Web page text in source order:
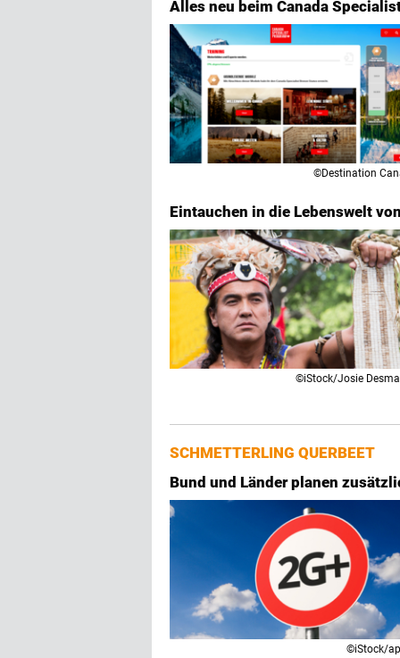
Alles neu beim Canada
©Destination
Eintauchen in die Lebenswelt
©iStock/Josie
SCHMETTERLING QUERBEET
Bund und Länder planen
©iStock/